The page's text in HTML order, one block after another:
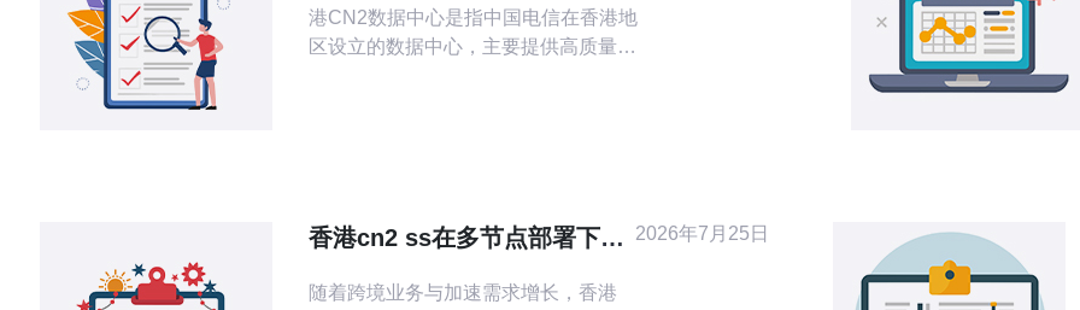
港CN2数据中心是指中国电信在香港地
区设立的数据中心，主要提供高质量的
二：香港的CN2数据中心有哪些主要运
营商？ 香港的CN2数据中
香港cn2 ss在多节点部署下的
随着跨境业务与加速需求增长，香港
2026年7月25日